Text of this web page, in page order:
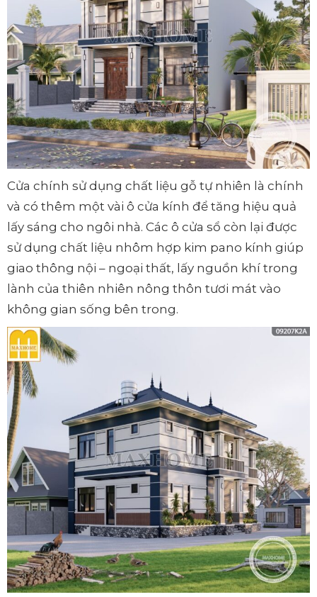
Cửa chính sử dụng chất liệu gỗ tự nhiên là chính
và có thêm một vài ô cửa kính để tăng hiệu quả
lấy sáng cho ngôi nhà. Các ô cửa sổ còn lại được
sử dụng chất liệu nhôm hợp kim pano kính giúp
giao thông nội – ngoại thất, lấy nguồn khí trong
lành của thiên nhiên nông thôn tươi mát vào
không gian sống bên trong.